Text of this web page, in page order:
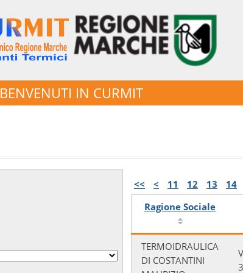
BENVENUTI IN CURMIT
<< < 11 12 13
14
Ragione Sociale
TERMOIDRAULICA
DI COSTANTINI